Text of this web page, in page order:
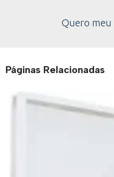
Quero
Páginas Relacionadas